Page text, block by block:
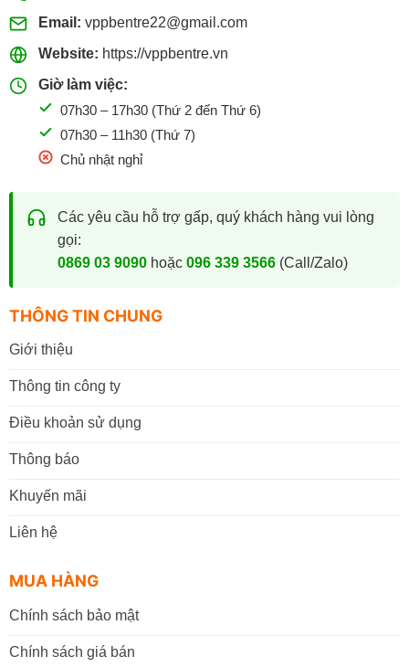
Email: vppbentre22@gmail.com
Website: https://vppbentre.vn
Giờ làm việc:
07h30 – 17h30 (Thứ 2 đến Thứ 6)
07h30 – 11h30 (Thứ 7)
Chủ nhật nghỉ
Các yêu cầu hỗ trợ gấp, quý khách hàng vui lòng
gọi:
0869 03 9090hoặc 096 339 3566(Call/Zalo)
THÔNG TIN CHUNG
Giới thiệu
Thông tin công ty
Điều khoản sử dụng
Thông báo
Khuyến mãi
Liên hệ
MUA HÀNG
Chính sách bảo mật
Chính sách giá bán